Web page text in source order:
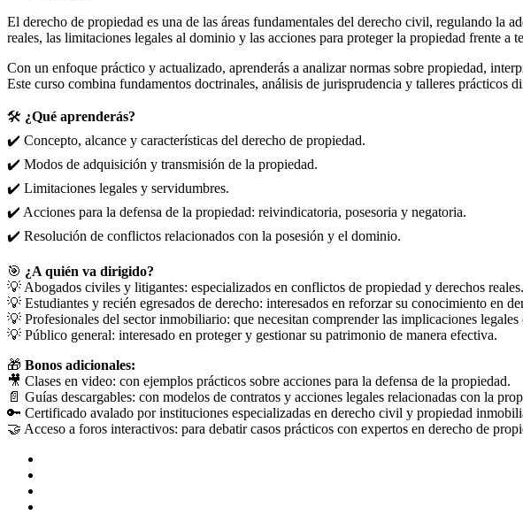
El derecho de propiedad es una de las áreas fundamentales del derecho civil, regulando la
reales, las limitaciones legales al dominio y las acciones para proteger la propiedad frente a
Con un enfoque práctico y actualizado, aprenderás a analizar normas sobre propiedad,
Este curso combina fundamentos doctrinales, análisis de jurisprudencia y talleres
🛠️ ¿Qué aprenderás?
✔️ Concepto, alcance y características del derecho de propiedad.
✔️ Modos de adquisición y transmisión de la propiedad.
✔️ Limitaciones legales y servidumbres.
✔️ Acciones para la defensa de la propiedad: reivindicatoria, posesoria y negatoria.
✔️ Resolución de conflictos relacionados con la posesión y el dominio.
🎯 ¿A quién va dirigido?
💡 Abogados civiles y litigantes: especializados en conflictos de propiedad y derechos reales.
💡 Estudiantes y recién egresados de derecho: interesados en reforzar su conocimiento en
💡 Profesionales del sector inmobiliario: que necesitan comprender las implicaciones
💡 Público general: interesado en proteger y gestionar su patrimonio de manera efectiva.
🎁 Bonos adicionales:
🎥 Clases en video: con ejemplos prácticos sobre acciones para la defensa de la propiedad.
📄 Guías descargables: con modelos de contratos y acciones legales relacionadas con la
🔑 Certificado avalado por instituciones especializadas en derecho civil y propiedad
🤝 Acceso a foros interactivos: para debatir casos prácticos con expertos en derecho de